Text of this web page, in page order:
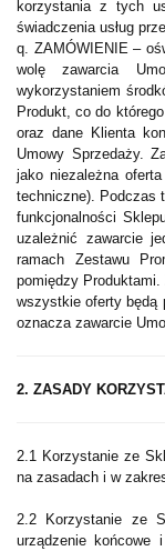
korzystania z tych
świadczenia usług
q. ZAMÓWIENIE –
wolę zawarcia
wykorzystaniem
Produkt, co do
oraz dane Klienta
Umowy Sprzedaży.
jako niezależna
techniczne). Podczas
funkcjonalności
uzależnić zawarcie
ramach Zestawu
pomiędzy
wszystkie oferty będą
oznacza zawarcie
2. ZASADY
2.1 Korzystanie ze
na zasadach i w
2.2 Korzystanie ze
urządzenie końcowe